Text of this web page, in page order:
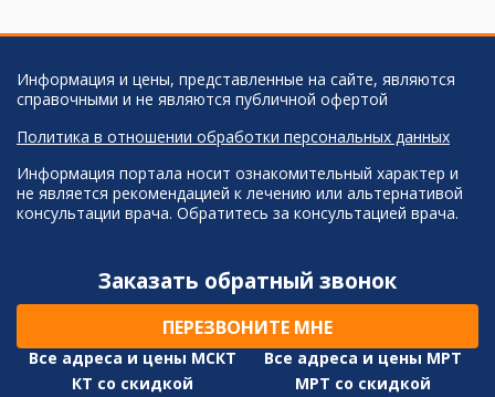
Информация и цены, представленные на сайте, являются
справочными и не являются публичной офертой
Политика в отношении обработки персональных данных
Информация портала носит ознакомительный характер и
не является рекомендацией к лечению или альтернативой
консультации врача. Обратитесь за консультацией врача.
Заказать обратный звонок
ПЕРЕЗВОНИТЕ МНЕ
Все адреса и цены МСКТ
Все адреса и цены МРТ
КТ со скидкой
МРТ со скидкой